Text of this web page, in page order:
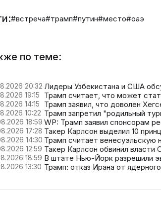
#встреча#трамп#путин#место#оаэ
по теме:
20:32 Лидеры Узбекистана и США
19:15 Трамп считает, что может
14:15 Трамп заявил, что доволен
10:22 Трамп запретил "родильный
18:59 WP: Трамп заявил спонсорам
17:28 Такер Карлсон выделил 10
14:30 Трамп считает
12:59 Такер Карлсон обвинил
18:59 В штате Нью-Йорк разрешили
13:30 Трамп: отказ Ирана от